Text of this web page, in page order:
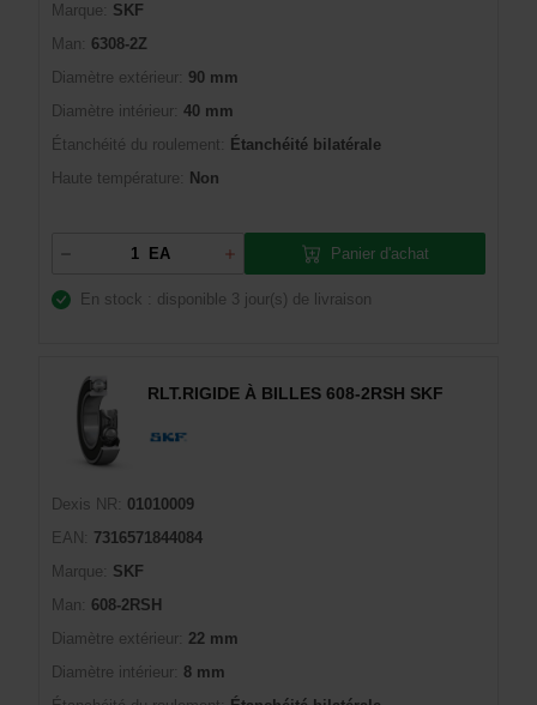
Marque:
SKF
Man:
6308-2Z
Diamètre extérieur: 90 mm
Diamètre intérieur: 40 mm
Étanchéité du roulement:
Étanchéité bilatérale
Haute température:
Non
EA Panier d'achat
En stock : disponible 3 jour(s) de livraison
RLT.RIGIDE À BILLES 608-2RSH SKF
Dexis NR:
01010009
EAN:
7316571844084
Marque:
SKF
Man:
608-2RSH
Diamètre extérieur: 22 mm
Diamètre intérieur: 8 mm